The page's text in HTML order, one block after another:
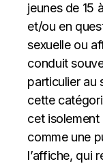
jeunes de 15
et/ou en
sexuelle ou
conduit
particulier au
cette
cet isolement
comme une
l’affiche, qui